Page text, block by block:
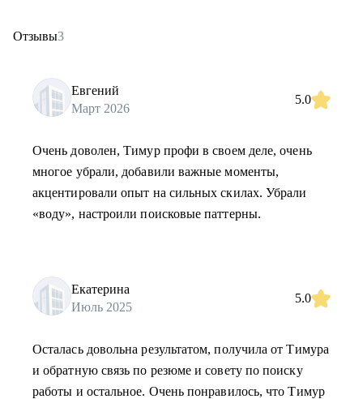
Отзывы3
Евгений
Март 2026
5.0
Очень доволен, Тимур профи в своем деле, очень
многое убрали, добавили важные моменты,
акцентировали опыт на сильных скилах. Убрали
«воду», настроили поисковые паттерны.
Екатерина
Июль 2025
5.0
Осталась довольна результатом, получила от Тимура
и обратную связь по резюме и совету по поиску
работы и остальное. Очень понравилось, что Тимур